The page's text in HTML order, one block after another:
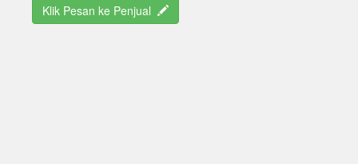
Klik Pesan ke Penjual